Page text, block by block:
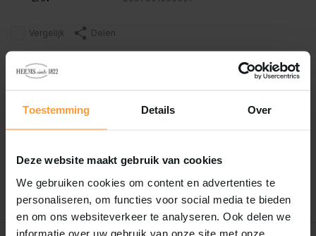
Toestemming Details Over
Deze website maakt gebruik van cookies
We gebruiken cookies om content en advertenties te
personaliseren, om functies voor social media te bieden
en om ons websiteverkeer te analyseren. Ook delen we
informatie over uw gebruik van onze site met onze
Vergelijk Delen
0/5 Based on 0 reviews
Schrijf je eigen review